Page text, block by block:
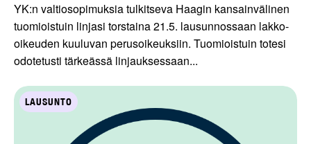
YK:n valtiosopimuksia tulkitseva Haagin kansainvälinen
tuomioistuin linjasi torstaina 21.5. lausunnossaan lakko-
oikeuden kuuluvan perusoikeuksiin. Tuomioistuin totesi
odotetusti tärkeässä linjauksessaan...
LAUSUNTO